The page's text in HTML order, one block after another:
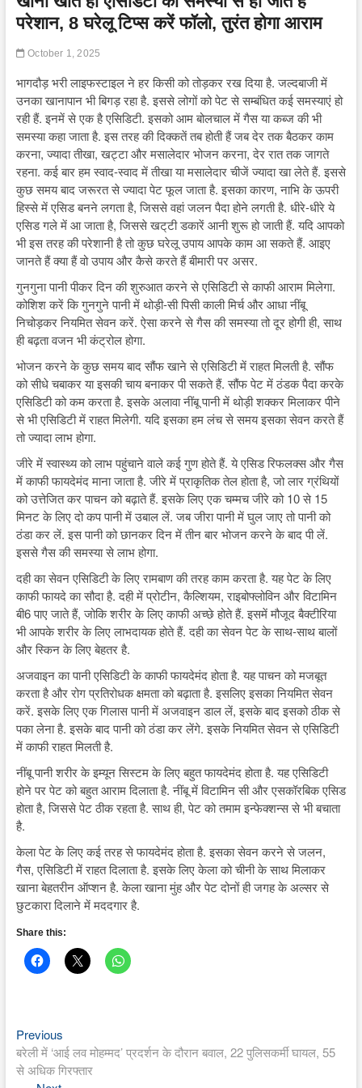
परेशान, 8 घरेलू टिप्स करें फॉलो, तुरंत होगा आराम
October 1, 2025
भागदौड़ भरी लाइफस्टाइल ने हर किसी को तोड़कर रख दिया है. जल्दबाजी में
उनका खानापान भी बिगड़ रहा है. इससे लोगों को पेट से सम्बंधित कई समस्याएं हो
रही हैं. इनमें से एक है एसिडिटी. इसको आम बोलचाल में गैस या कब्ज की भी
समस्या कहा जाता है. इस तरह की दिक्कतें तब होती हैं जब देर तक बैठकर काम
करना, ज्यादा तीखा, खट्टा और मसालेदार भोजन करना, देर रात तक जागते
रहना. कई बार हम स्वाद-स्वाद में तीखा या मसालेदार चीजें ज्यादा खा लेते हैं. इससे
कुछ समय बाद जरूरत से ज्यादा पेट फूल जाता है. इसका कारण, नाभि के ऊपरी
हिस्से में एसिड बनने लगता है, जिससे वहां जलन पैदा होने लगती है. धीरे-धीरे ये
एसिड गले में आ जाता है, जिससे खट्‌टी डकारें आनी शुरू हो जाती हैं. यदि आपको
भी इस तरह की परेशानी है तो कुछ घरेलू उपाय आपके काम आ सकते हैं. आइए
जानते हैं क्या हैं वो उपाय और कैसे करते हैं बीमारी पर असर.
गुनगुना पानी पीकर दिन की शुरुआत करने से एसिडिटी से काफी आराम मिलेगा.
कोशिश करें कि गुनगुने पानी में थोड़ी-सी पिसी काली मिर्च और आधा नींबू
निचोड़कर नियमित सेवन करें. ऐसा करने से गैस की समस्या तो दूर होगी ही, साथ
ही बढ़ता वजन भी कंट्रोल होगा.
भोजन करने के कुछ समय बाद सौंफ खाने से एसिडिटी में राहत मिलती है. सौंफ
को सीधे चबाकर या इसकी चाय बनाकर पी सकते हैं. सौंफ पेट में ठंडक पैदा करके
एसिडिटी को कम करता है. इसके अलावा नींबू पानी में थोड़ी शक्कर मिलाकर पीने
से भी एसिडिटी में राहत मिलेगी. यदि इसका हम लंच से समय इसका सेवन करते हैं
तो ज्यादा लाभ होगा.
जीरे में स्‍वास्‍थ्‍य को लाभ पहुंचाने वाले कई गुण होते हैं. ये एसिड रिफलक्‍स और गैस
में काफी फायदेमंद माना जाता है. जीरे में प्राकृतिक तेल होता है, जो लार ग्रंथियों
को उत्तेजित कर पाचन को बढ़ाते हैं. इसके लिए एक चम्‍मच जीरे को 10 से 15
मिनट के लिए दो कप पानी में उबाल लें. जब जीरा पानी में घुल जाए तो पानी को
ठंडा कर लें. इस पानी को छानकर दिन में तीन बार भोजन करने के बाद पी लें.
इससे गैस की समस्या से लाभ होगा.
दही का सेवन एसिडिटी के लिए रामबाण की तरह काम करता है. यह पेट के लिए
काफी फायदे का सौदा है. दही में प्रोटीन, कैल्शियम, राइबोफ्लोविन और विटामिन
बी6 पाए जाते हैं, जोकि शरीर के लिए काफी अच्छे होते हैं. इसमें मौजूद बैक्टीरिया
भी आपके शरीर के लिए लाभदायक होते हैं. दही का सेवन पेट के साथ-साथ बालों
और स्किन के लिए बेहतर है.
अजवाइन का पानी एसिडिटी के काफी फायदेमंद होता है. यह पाचन को मजबूत
करता है और रोग प्रतिरोधक क्षमता को बढ़ाता है. इसलिए इसका नियमित सेवन
करें. इसके लिए एक गिलास पानी में अजवाइन डाल लें, इसके बाद इसको ठीक से
पका लेना है. इसके बाद पानी को ठंडा कर लेंगे. इसके नियमित सेवन से एसिडिटी
में काफी राहत मिलती है.
नींबू पानी शरीर के इम्यून सिस्टम के लिए बहुत फायदेमंद होता है. यह एसिडिटी
होने पर पेट को बहुत आराम दिलाता है. नींबू में विटामिन सी और एसकॉरबिक एसिड
होता है, जिससे पेट ठीक रहता है. साथ ही, पेट को तमाम इन्फेक्शन्स से भी बचाता
है.
केला पेट के लिए कई तरह से फायदेमंद होता है. इसका सेवन करने से जलन,
गैस, एसिडिटी में राहत दिलाता है. इसके लिए केला को चीनी के साथ मिलाकर
खाना बेहतरीन ऑप्शन है. केला खाना मुंह और पेट दोनों ही जगह के अल्सर से
छुटकारा दिलाने में मददगार है.
Share this:
Post
navigation
PreviousPrevious
post:
बरेली में ‘आई लव मोहम्मद’ प्रदर्शन के दौरान बवाल, 22 पुलिसकर्मी घायल, 55
से अधिक गिरफ्तार